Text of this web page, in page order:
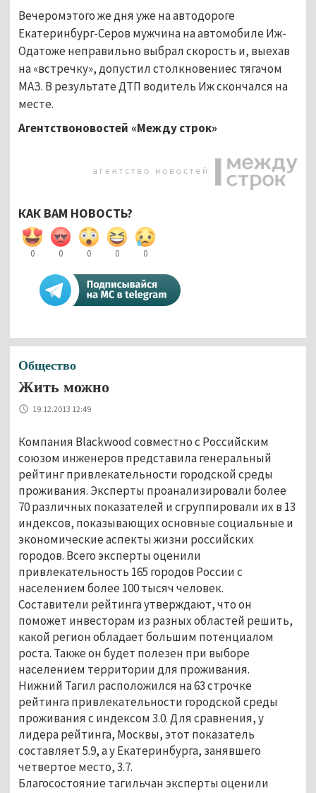
Вечеромэтого же дня уже на автодороге
Екатеринбург-Серов мужчина на автомобиле Иж-
Одатоже неправильно выбрал скорость и, выехав
на «встречку», допустил столкновениес тягачом
МАЗ. В результате ДТП водитель Иж скончался на
месте.
Агентствоновостей «Между строк»
КАК ВАМ НОВОСТЬ?
0 0 0 0 0
Общество
Жить можно
19.12.2013 12:49
Компания Blackwood совместно с Российским
союзом инженеров представила генеральный
рейтинг привлекательности городской среды
проживания. Эксперты проанализировали более
70 различных показателей и сгруппировали их в 13
индексов, показывающих основные социальные и
экономические аспекты жизни российских
городов. Всего эксперты оценили
привлекательность 165 городов России с
населением более 100 тысяч человек.
Составители рейтинга утверждают, что он
поможет инвесторам из разных областей решить,
какой регион обладает большим потенциалом
роста. Также он будет полезен при выборе
населением территории для проживания.
Нижний Тагил расположился на 63 строчке
рейтинга привлекательности городской среды
проживания с индексом 3.0. Для сравнения, у
лидера рейтинга, Москвы, этот показатель
составляет 5.9, а у Екатеринбурга, занявшего
четвертое место, 3.7.
Благосостояние тагильчан эксперты оценили